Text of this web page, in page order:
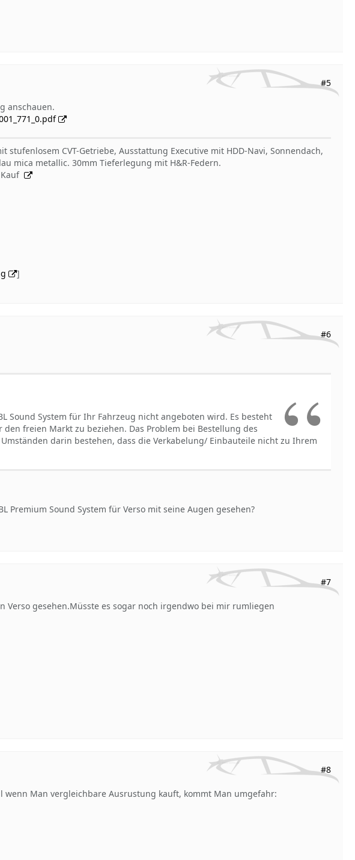
#5
anschauen.
stufenlosem CVT-Getriebe, Ausstattung Executive mit HDD-Navi, Sonnendach,
mica metallic. 30mm Tieferlegung mit H&R-Federn.
]
#6
Sound System für Ihr Fahrzeug nicht angeboten wird. Es besteht
freien Markt zu beziehen. Das Problem bei Bestellung des
darin bestehen, dass die Verkabelung/ Einbauteile nicht zu Ihrem
Premium Sound System für Verso mit seine Augen gesehen?
#7
Verso gesehen.Müsste es sogar noch irgendwo bei mir rumliegen
#8
wenn Man vergleichbare Ausrustung kauft, kommt Man umgefahr: